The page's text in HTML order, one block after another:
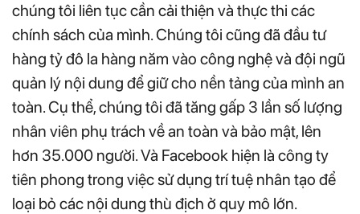
chúng tôi liên tục cần cải thiện và thực thi các
chính sách của mình. Chúng tôi cũng đã đầu tư
hàng tỷ đô la hàng năm vào công nghệ và đội ngũ
quản lý nội dung để giữ cho nền tảng của mình an
toàn. Cụ thể, chúng tôi đã tăng gấp 3 lần số lượng
nhân viên phụ trách về an toàn và bảo mật, lên
hơn 35.000 người. Và Facebook hiện là công ty
tiên phong trong việc sử dụng trí tuệ nhân tạo để
loại bỏ các nội dung thù địch ở quy mô lớn.